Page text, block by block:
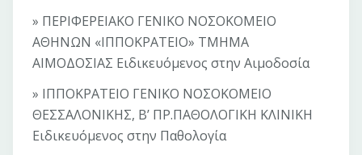
» ΠΕΡΙΦΕΡΕΙΑΚΟ ΓΕΝΙΚΟ ΝΟΣΟΚΟΜΕΙΟ
ΑΘΗΝΩΝ «ΙΠΠΟΚΡΑΤΕΙΟ» ΤΜΗΜΑ
ΑΙΜΟΔΟΣΙΑΣ Ειδικευόμενος στην Αιμοδοσία
» ΙΠΠΟΚΡΑΤΕΙΟ ΓΕΝΙΚΟ ΝΟΣΟΚΟΜΕΙΟ
ΘΕΣΣΑΛΟΝΙΚΗΣ, Β’ ΠΡ.ΠΑΘΟΛΟΓΙΚΗ ΚΛΙΝΙΚΗ
Ειδικευόμενος στην Παθολογία